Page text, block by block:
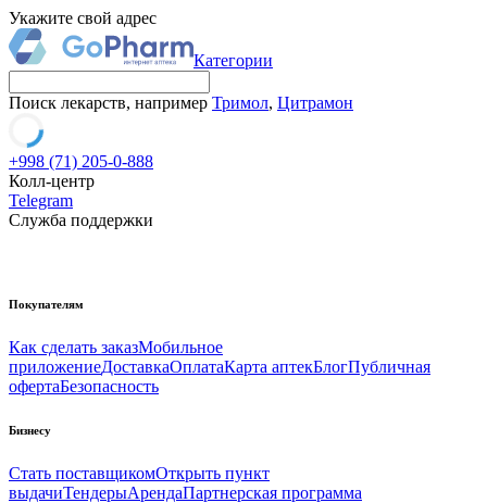
Укажите свой адрес
Категории
Поиск лекарств, например Тримол, Цитрамон
+998 (71) 205-0-888
Колл-центр
Telegram
Служба поддержки
Покупателям
Как сделать заказМобильное
приложениеДоставкаОплатаКарта аптекБлогПубличная
офертаБезопасность
Бизнесу
Стать поставщикомОткрыть пункт
выдачиТендерыАрендаПартнерская программа